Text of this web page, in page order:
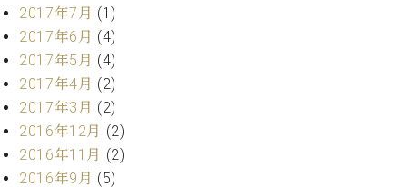
ア
ー
テ
ィ
ス
カ
ス
タ
2017年7月 (1)
2017年6月 (4)
2017年5月 (4)
2017年4月 (2)
2017年3月 (2)
2016年12月 (2)
2016年11月 (2)
2016年9月 (5)